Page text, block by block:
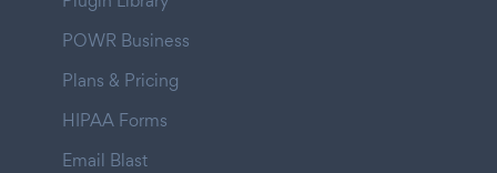
POWR Business
Plans & Pricing
HIPAA Forms
Email Blast